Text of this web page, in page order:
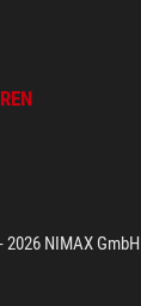
NIMAX GmbH